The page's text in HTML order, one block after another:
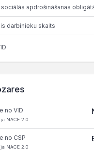
sociālās apdrošināšanas
darbinieku skaits
no VID
NACE 2.0
no CSP
NACE 2.0